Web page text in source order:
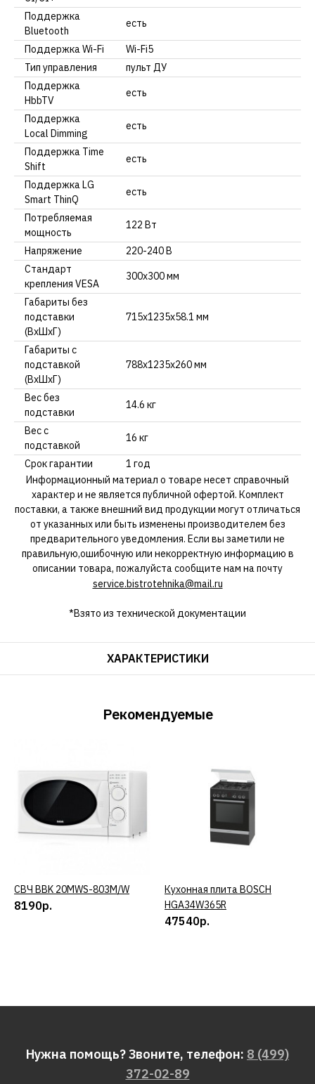
Поддержка
Bluetooth
есть
Поддержка Wi-Fi
Wi-Fi5
Тип управления
пульт ДУ
Поддержка
HbbTV
есть
Поддержка
Local Dimming
есть
Поддержка Time
Shift
есть
Поддержка LG
Smart ThinQ
есть
Потребляемая
мощность
122 Вт
Напряжение
220-240 В
Стандарт
крепления VESA
300х300 мм
Габариты без
подставки
(ВхШхГ)
715x1235x58.1 мм
Габариты с
подставкой
(ВхШхГ)
788x1235x260 мм
Вес без
подставки
14.6 кг
Вес с
подставкой
16 кг
Срок гарантии
1 год
Информационный материал о товаре несет справочный
характер и не является публичной офертой. Комплект
поставки, а также внешний вид продукции могут отличаться
от указанных или быть изменены производителем без
предварительного уведомления. Если вы заметили не
правильную,ошибочную или некорректную информацию в
описании товара, пожалуйста сообщите нам на почту
service.bistrotehnika@mail.ru
*Взято из технической документации
ХАРАКТЕРИСТИКИ
Рекомендуемые
КУПИТЬ
СВЧ BBK 20MWS-803M/W
8190р.
КУПИТЬ
Кухонная плита BOSCH
HGA34W365R
47540р.
Нужна помощь? Звоните, телефон: 8 (499)
372-02-89